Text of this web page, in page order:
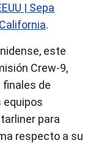
| Sepa
.
este
Crew-9,
de
equipos
para
respecto a su